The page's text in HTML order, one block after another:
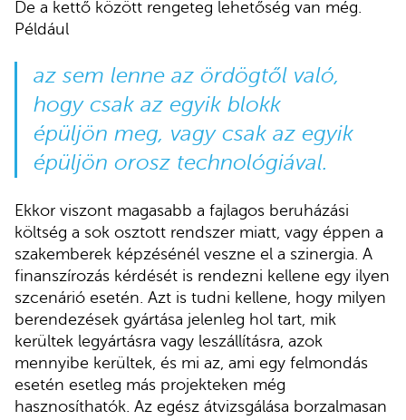
De a kettő között rengeteg lehetőség van még.
Például
az sem lenne az ördögtől való,
hogy csak az egyik blokk
épüljön meg, vagy csak az egyik
épüljön orosz technológiával.
Ekkor viszont magasabb a fajlagos beruházási
költség a sok osztott rendszer miatt, vagy éppen a
szakemberek képzésénél veszne el a szinergia. A
finanszírozás kérdését is rendezni kellene egy ilyen
szcenárió esetén. Azt is tudni kellene, hogy milyen
berendezések gyártása jelenleg hol tart, mik
kerültek legyártásra vagy leszállításra, azok
mennyibe kerültek, és mi az, ami egy felmondás
esetén esetleg más projekteken még
hasznosíthatók. Az egész átvizsgálása borzalmasan